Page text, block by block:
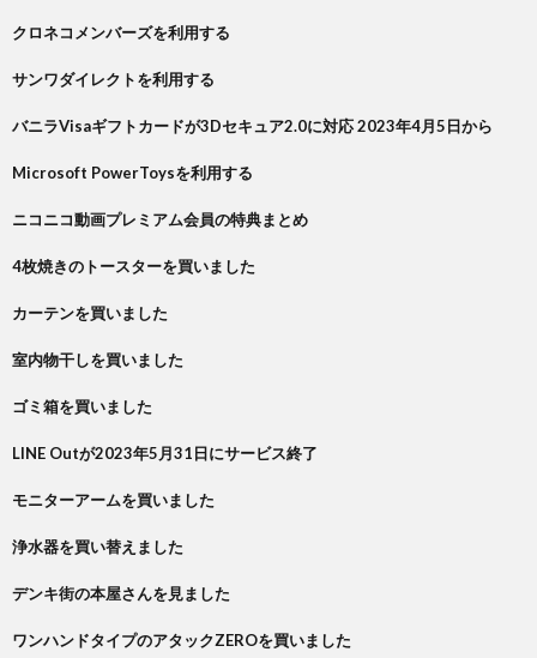
クロネコメンバーズを利用する
サンワダイレクトを利用する
バニラVisaギフトカードが3Dセキュア2.0に対応 2023年4月5日から
Microsoft PowerToysを利用する
ニコニコ動画プレミアム会員の特典まとめ
4枚焼きのトースターを買いました
カーテンを買いました
室内物干しを買いました
ゴミ箱を買いました
LINE Outが2023年5月31日にサービス終了
モニターアームを買いました
浄水器を買い替えました
デンキ街の本屋さんを見ました
ワンハンドタイプのアタックZEROを買いました